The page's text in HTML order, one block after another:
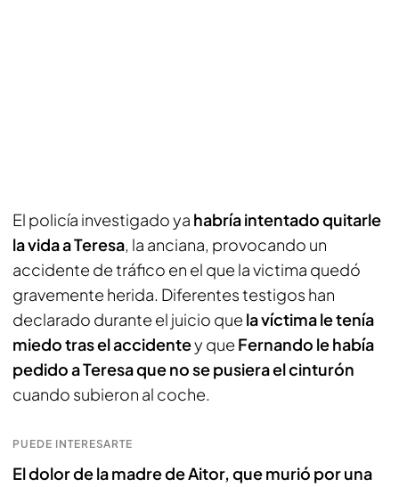
El policía investigado ya habría intentado quitarle
la vida a Teresa, la anciana, provocando un
accidente de tráfico en el que la victima quedó
gravemente herida. Diferentes testigos han
declarado durante el juicio que la víctima le tenía
miedo tras el accidentey que Fernando le había
pedido a Teresa que no se pusiera el cinturón
cuando subieron al coche.
PUEDE INTERESARTE
El dolor de la madre de Aitor, que murió por una